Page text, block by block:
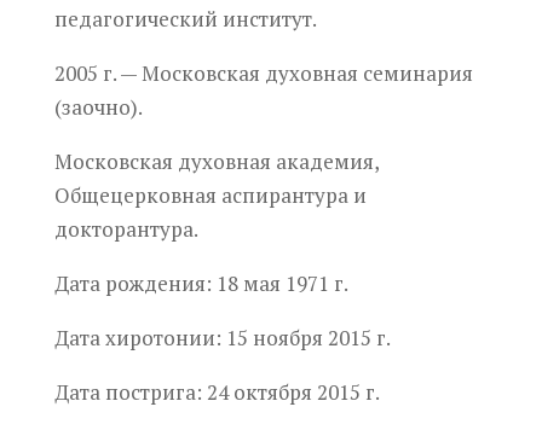
педагогический институт.
2005 г. — Московская духовная семинария
(заочно).
Московская духовная академия,
Общецерковная аспирантура и
докторантура.
Дата рождения: 18 мая 1971 г.
Дата хиротонии: 15 ноября 2015 г.
Дата пострига: 24 октября 2015 г.